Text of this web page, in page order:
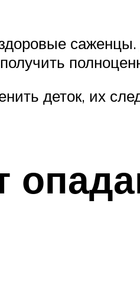
саженцы.
деток, их